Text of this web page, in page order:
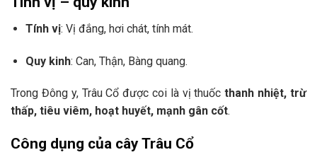
Tính vị: Vị đắng, hơi chát, tính mát.
Quy kinh: Can, Thận, Bàng quang.
Trong Đông y, Trâu Cổ được coi là vị thuốcthanh nhiệt, trừ
thấp, tiêu viêm, hoạt huyết, mạnh gân cốt.
Công dụng của cây Trâu Cổ